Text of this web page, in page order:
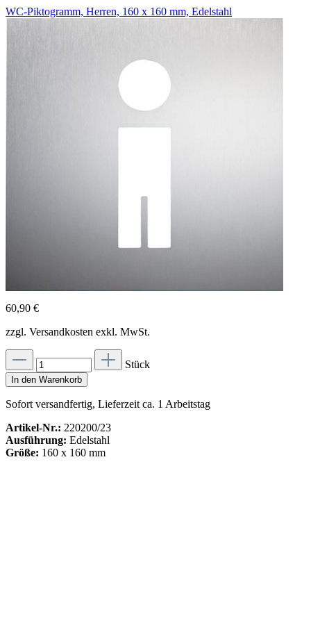
WC-Piktogramm, Herren, 160 x 160 mm, Edelstahl
60,90 €
zzgl. Versandkosten exkl. MwSt.
Stück
In den Warenkorb
Sofort versandfertig, Lieferzeit ca. 1 Arbeitstag
Artikel-Nr.: 220200/23
Ausführung: Edelstahl
Größe: 160 x 160 mm